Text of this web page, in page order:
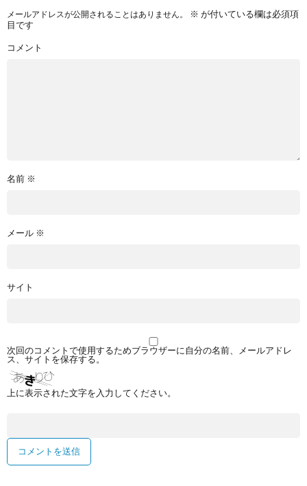
メールアドレスが公開されることはありません。 ※ が付いている欄は必須項
目です
コメント
名前 ※
メール ※
サイト
次回のコメントで使用するためブラウザーに自分の名前、メールアドレ
ス、サイトを保存する。
上に表示された文字を入力してください。